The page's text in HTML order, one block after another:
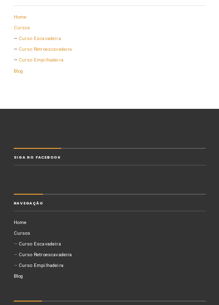
Home
Cursos
Curso Escavadeira
Curso Retroescavadeira
Curso Empilhadeira
Blog
SIGA NO FACEBOOK
NAVEGAÇÃO
Home
Cursos
Curso Escavadeira
Curso Retroescavadeira
Curso Empilhadeira
Blog